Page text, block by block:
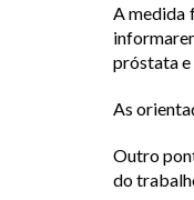
A medida
próstata
As
Outro
do